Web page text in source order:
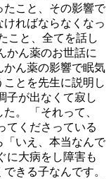
たこと、その影響で
ればならなくなっ
こと、全てを話し
かん薬のお世話に
かん薬の影響で眠気
とを先生に説明し
子が出なくて寂し
。 「それって、
てくださっている
いえ、本当なんで
に大病をし障害も
きる子なんです。